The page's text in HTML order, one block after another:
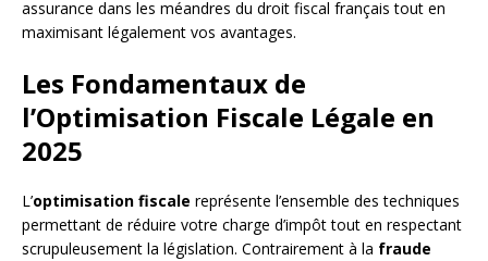
assurance dans les méandres du droit fiscal français tout en
maximisant légalement vos avantages.
Les Fondamentaux de
l’Optimisation Fiscale Légale en
2025
L’optimisation fiscale représente l’ensemble des techniques
permettant de réduire votre charge d’impôt tout en respectant
scrupuleusement la législation. Contrairement à la fraude